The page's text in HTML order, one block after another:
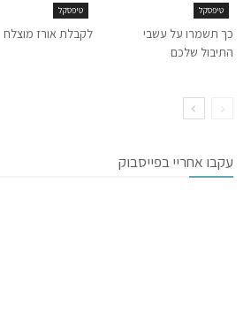
טיפסקל
כך תשמרו על עשבי
התיבול שלכם
טיפסקל
לקבלת אורז מוצלח
עקבו אחריי בפייסבוק